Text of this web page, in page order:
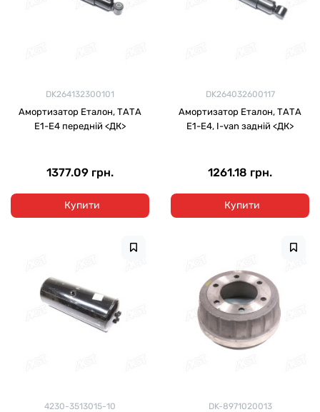
DK264132300101
Амортизатор Еталон, ТАТА
Е1-Е4 передній <ДК>
1377.09 грн.
Купити
DK264032600117
Амортизатор Еталон, ТАТА
Е1-Е4, I-van задній <ДК>
1261.18 грн.
Купити
4230-3513015-10 DK-8971020013